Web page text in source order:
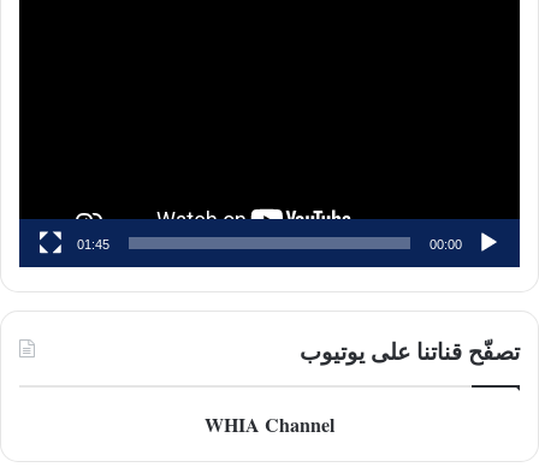
00:00
01:45
تصفّح قناتنا على يوتيوب
WHIA Channel